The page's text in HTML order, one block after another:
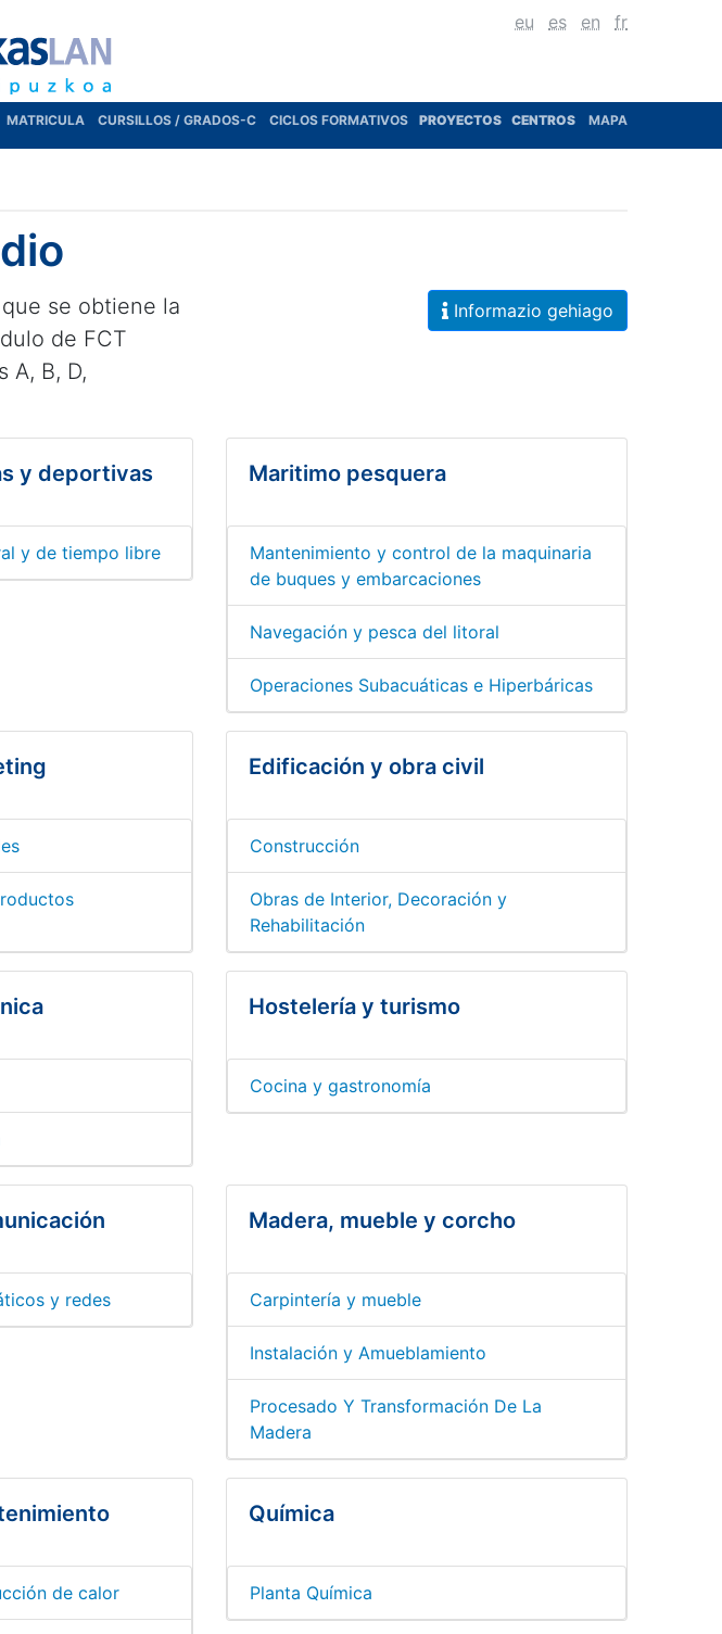
eu es en fr
MATRICULA CURSILLOS / GRADOS-C CICLOS FORMATIVOS PROYECTOS CENTROS MAPA
se obtiene la
de FCT
A, B, D,
Informazio gehiago
y deportivas
y de tiempo libre
Maritimo pesquera
Mantenimiento y control de la maquinaria
de buques y embarcaciones
Navegación y pesca del litoral
Operaciones Subacuáticas e Hiperbáricas
Edificación y obra civil
Construcción
Obras de Interior, Decoración y
Rehabilitación
Hostelería y turismo
Cocina y gastronomía
y redes
Madera, mueble y corcho
Carpintería y mueble
Instalación y Amueblamiento
Procesado Y Transformación De La
Madera
de calor
Química
Planta Química